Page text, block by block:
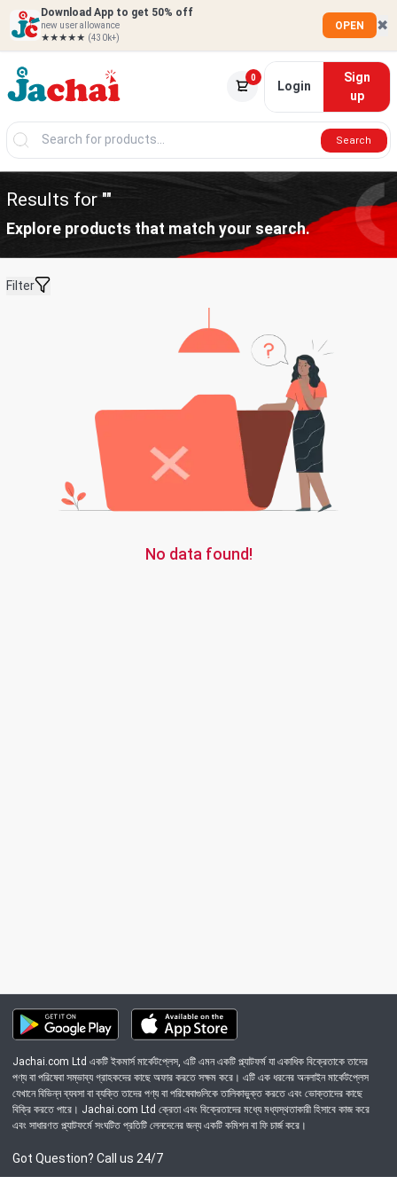
Download App to get 50% off
new user allowance
★★★★★ (430k+)
OPEN ✖
0
Login
Sign
up
Search
Results for ""
Explore products that match your search.
Filter
No data found!
Jachai.com Ltd একটি ইকমার্স মার্কেটপ্লেস, এটি এমন একটি প্ল্যাটফর্ম যা একাধিক বিক্রেতাকে তাদের
পণ্য বা পরিষেবা সম্ভাব্য গ্রাহকদের কাছে অফার করতে সক্ষম করে। এটি এক ধরনের অনলাইন মার্কেটপ্লেস
যেখানে বিভিন্ন ব্যবসা বা ব্যক্তি তাদের পণ্য বা পরিষেবাগুলিকে তালিকাভুক্ত করতে এবং ভোক্তাদের কাছে
বিক্রি করতে পারে। Jachai.com Ltd ক্রেতা এবং বিক্রেতাদের মধ্যে মধ্যস্থতাকারী হিসাবে কাজ করে
এবং সাধারণত প্ল্যাটফর্মে সংঘটিত প্রতিটি লেনদেনের জন্য একটি কমিশন বা ফি চার্জ করে।
Got Question? Call us 24/7